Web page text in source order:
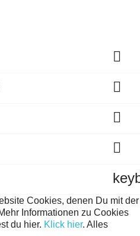




Cookies, denen Du mit der
Informationen zu Cookies
du hier. Klick hier. Alles